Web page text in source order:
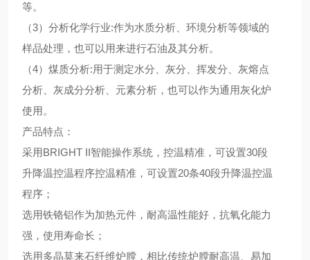
等。
（3）分析化学行业:作为水质分析、环境分析等领域的
样品处理，也可以用来进行石油及其分析。
（4）煤质分析:用于测定水分、灰分、挥发分、灰熔点
分析、灰成分分析、元素分析，也可以作为通用灰化炉
使用。
产品特点：
采用BRIGHT II智能操作系统，控温精准，可设置30段
升降温控温程序控温精准，可设置20条40段升降温控温
程序；
选用铁铬铝作为加热元件，耐高温性能好，抗氧化能力
强，使用寿命长；
选用多晶莫来石纤维炉膛，相比传统炉膛耐高温、易加